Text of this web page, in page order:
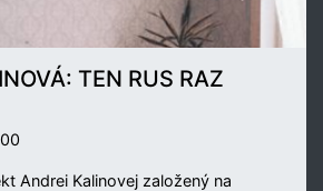
TEN RUS RAZ
Andrei Kalinovej založený na